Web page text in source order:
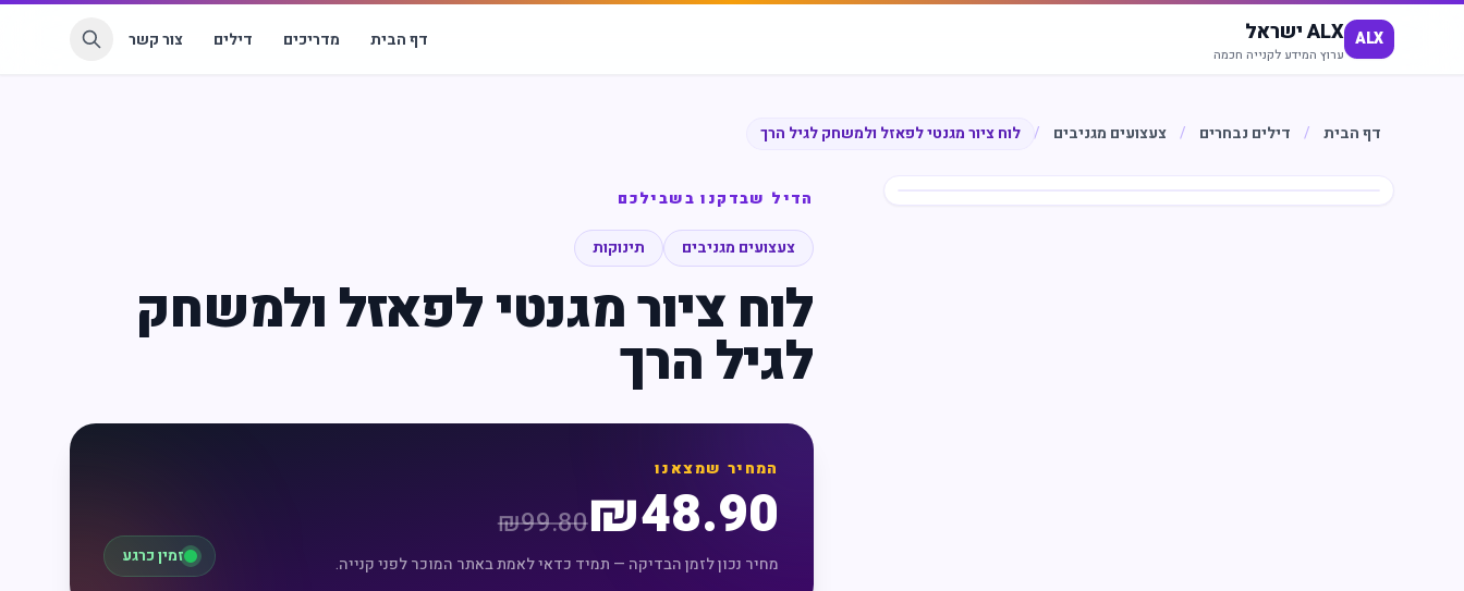
ALX ALX ישראל
ערוץ המידע לקנייה חכמה
דף הבית מדריכים דילים צור קשר
דף הבית / דילים נבחרים / צעצועים מגניבים / לוח ציור מגנטי לפאזל ולמשחק לגיל הרך
הדיל שבדקנו בשבילכם
צעצועים מגניבים תינוקות
לוח ציור מגנטי לפאזל ולמשחק
לגיל הרך
המחיר שמצאנו
₪48.90
₪99.80
מחיר נכון לזמן הבדיקה — תמיד כדאי לאמת באתר המוכר לפני קנייה. זמין כרגע